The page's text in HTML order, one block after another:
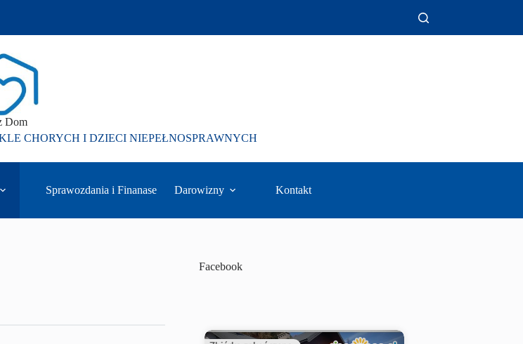
Dom
CHORYCH I DZIECI NIEPEŁNOSPRAWNYCH
Sprawozdania i Finanase Darowizny Kontakt
Facebook